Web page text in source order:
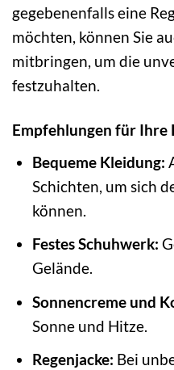
gegebenenfalls eine
möchten, können Sie
mitbringen, um die
festzuhalten.
Empfehlungen für Ihre
Bequeme Kleidung:
Schichten, um sich
können.
Festes Schuhwerk:
Gelände.
Sonnencreme und
Sonne und Hitze.
Regenjacke: Bei